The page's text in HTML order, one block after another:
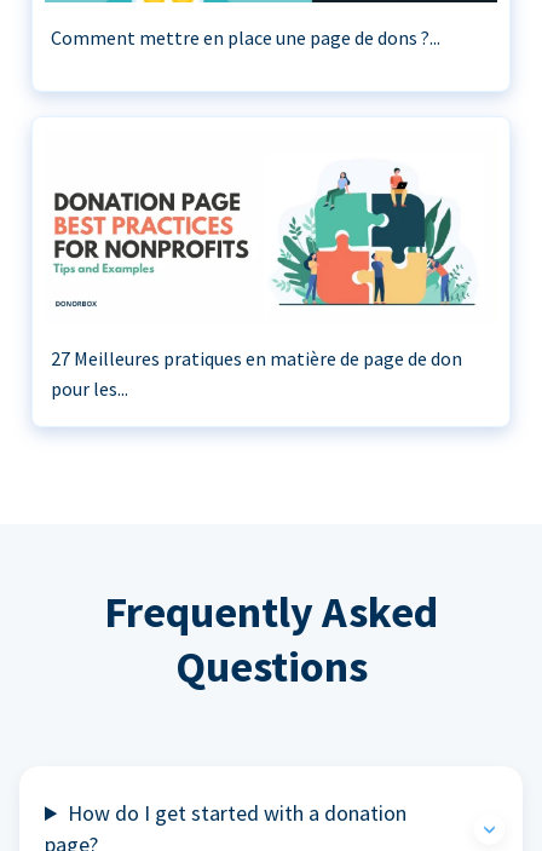
Comment mettre en place une page de dons ?...
27 Meilleures pratiques en matière de page de don
pour les...
Frequently Asked
Questions
How do I get started with a donation
page?